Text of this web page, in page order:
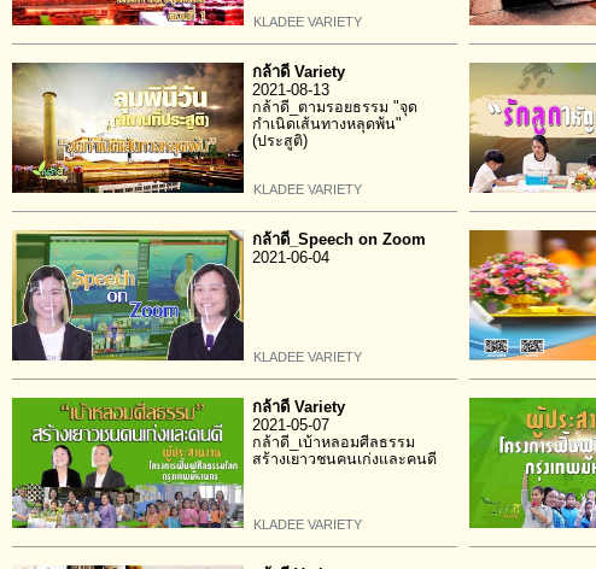
KLADEE VARIETY
กล้าดี Variety
2021-08-13
กล้าดี_ตามรอยธรรม "จุด
กำเนิดเส้นทางหลุดพ้น"
(ประสูติ)
KLADEE VARIETY
กล้าดี_Speech on Zoom
2021-06-04
KLADEE VARIETY
กล้าดี Variety
2021-05-07
กล้าดี_เบ้าหลอมศีลธรรม
สร้างเยาวชนคนเก่งและคนดี
KLADEE VARIETY